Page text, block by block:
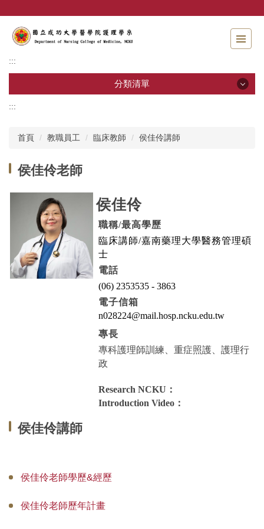
主
內
:::
分類清單
招生資訊
系所介紹
教職員工
學士班
碩士班
專師碩士在職專班
國際交流
:::
首頁 教職員工 臨床教師 侯佳伶講師
侯佳伶老師
侯佳伶
職稱/最高學歷
臨床講師/嘉南藥理大學醫務管理碩
士
電話
(06) 2353535 - 3863
電子信箱
n028224@mail.hosp.ncku.edu.tw
專長
專科護理師訓練、重症照護、護理行
政
Research NCKU：
Introduction Video：
侯佳伶講師
侯佳伶老師學歷&經歷
侯佳伶老師歷年計畫